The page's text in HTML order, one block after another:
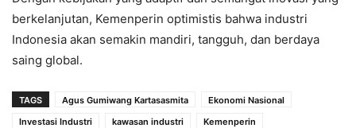
berkelanjutan, Kemenperin optimistis bahwa industri
Indonesia akan semakin mandiri, tangguh, dan berdaya
saing global.
TAGS Agus Gumiwang Kartasasmita
Ekonomi Nasional
Investasi Industri
kawasan industri
Kemenperin